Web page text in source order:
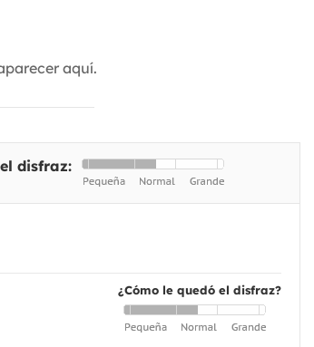
aquí.
disfraz:
¿Cómo le quedó el disfraz?